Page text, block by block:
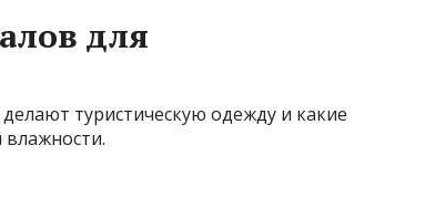
для
туристическую одежду и какие